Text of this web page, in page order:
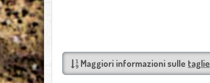
Maggiori informazioni sulle taglie